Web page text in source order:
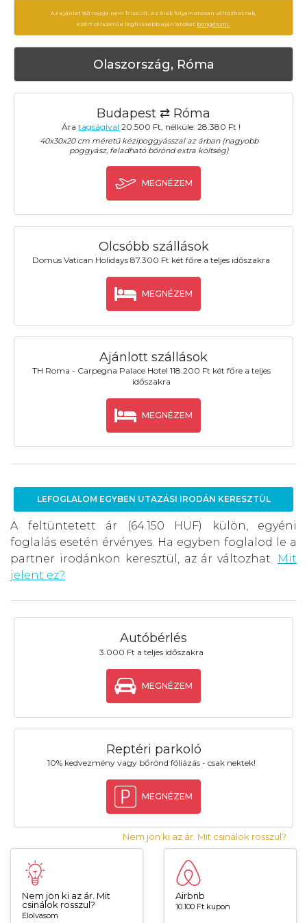
Az ajánlat 921 napja nem frissült. Az árak folyamatosan változhatnak,
ezért célszerű a legfrissebb ajánlatokat böngészni.
Olaszország, Róma
Budapest ⇄ Róma
Áratagságival 20.500 Ft, nélküle: 28.380 Ft !
40x30x20 cm méretű kézipoggyásszal az árban (nagyobb
poggyász, feladható bőrönd extra költség)
MEGNÉZEM
Olcsóbb szállások
Domus Vatican Holidays 87.300 Ft két főre a teljes időszakra
MEGNÉZEM
Ajánlott szállások
TH Roma - Carpegna Palace Hotel 118.200 Ft két főre a teljes
időszakra
MEGNÉZEM
LEFOGLALOM EGYBEN UTAZÁSI IRODÁN KERESZTÜL
A feltüntetett ár (64.150 HUF) külön, egyéni
foglalás esetén érvényes. Ha egyben foglalod le a
partner irodánkon keresztül, az ár változhat. Mit
jelent ez?
Autóbérlés
3.000 Ft a teljes időszakra
MEGNÉZEM
Reptéri parkoló
10% kedvezmény vagy bőrönd fóliázás - csak nektek!
MEGNÉZEM
Nem jön ki az ár. Mit csinálok rosszul?
Nem jön ki az ár. Mit
csinálok rosszul?
Elolvasom
Airbnb
10.100 Ft kupon